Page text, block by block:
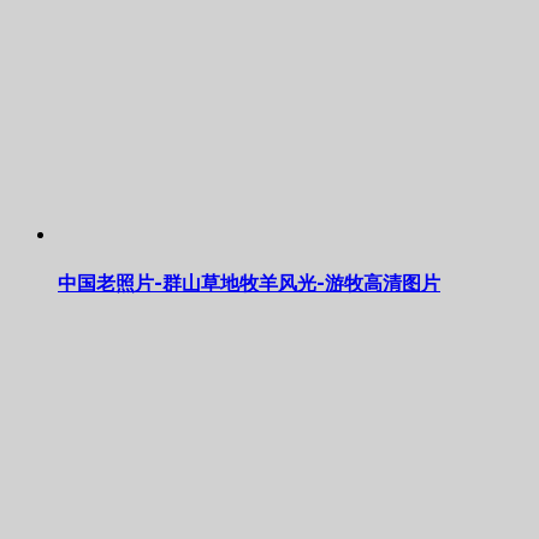
中国老照片-群山草地牧羊风光-游牧高清图片